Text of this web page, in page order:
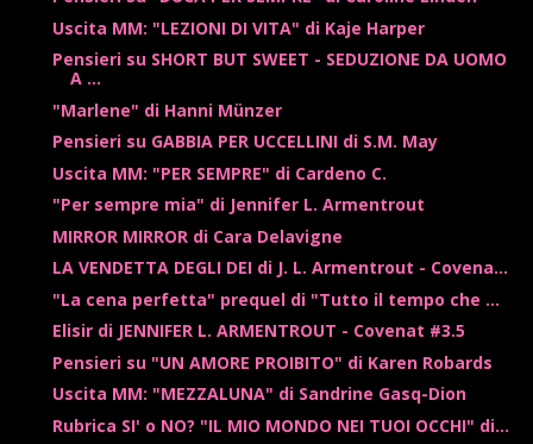
Uscita MM: "LEZIONI DI VITA" di Kaje Harper
Pensieri su SHORT BUT SWEET - SEDUZIONE DA UOMO
A ...
"Marlene" di Hanni Münzer
Pensieri su GABBIA PER UCCELLINI di S.M. May
Uscita MM: "PER SEMPRE" di Cardeno C.
"Per sempre mia" di Jennifer L. Armentrout
MIRROR MIRROR di Cara Delavigne
LA VENDETTA DEGLI DEI di J. L. Armentrout - Covena...
"La cena perfetta" prequel di "Tutto il tempo che ...
Elisir di JENNIFER L. ARMENTROUT - Covenat #3.5
Pensieri su "UN AMORE PROIBITO" di Karen Robards
Uscita MM: "MEZZALUNA" di Sandrine Gasq-Dion
Rubrica SI' o NO? "IL MIO MONDO NEI TUOI OCCHI" di...